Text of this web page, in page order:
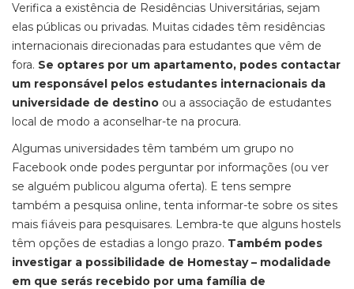
Verifica a existência de Residências Universitárias, sejam
elas públicas ou privadas. Muitas cidades têm residências
internacionais direcionadas para estudantes que vêm de
fora. Se optares por um apartamento, podes contactar
um responsável pelos estudantes internacionais da
universidade de destino ou a associação de estudantes
local de modo a aconselhar-te na procura.
Algumas universidades têm também um grupo no
Facebook onde podes perguntar por informações (ou ver
se alguém publicou alguma oferta). E tens sempre
também a pesquisa online, tenta informar-te sobre os sites
mais fiáveis para pesquisares. Lembra-te que alguns hostels
têm opções de estadias a longo prazo. Também podes
investigar a possibilidade de Homestay – modalidade
em que serás recebido por uma família de